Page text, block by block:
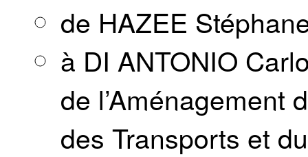
de HAZEE
à DI ANTONIO
de l’Aménagement
des Transports et